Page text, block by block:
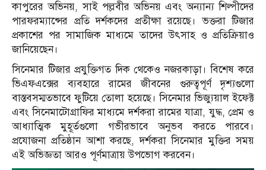
কাপুরের অভিনয়, সাই পল্লবীর অভিনয় এবং অন্যান্য শিল্পীদের
পারফরম্যান্সের প্রতি দর্শকদের প্রতীক্ষা রয়েছে। ভক্তরা টিজার
প্রকাশের পর সামাজিক মাধ্যমে তাদের উৎসাহ ও প্রতিক্রিয়াও
জানিয়েছেন।
সিনেমার টিজার প্রযুক্তিগত দিক থেকেও নজরকাড়া। বিশেষ করে
ভিএফএক্সের ব্যবহারে রামের জীবনের গুরুত্বপূর্ণ দৃশ্যগুলো
বাস্তবসম্মতভাবে ফুটিয়ে তোলা হয়েছে। সিনেমার ভিজ্যুয়াল ইফেক্ট
এবং সিনেমাটোগ্রাফির মাধ্যমে দর্শকরা রামের যাত্রা, যুদ্ধ, প্রেম ও
আধ্যাত্মিক মুহূর্তগুলো গভীরভাবে অনুভব করতে পারবে।
প্রযোজনা প্রতিষ্ঠান আশা করছে, দর্শকরা সিনেমার মুক্তির সময়
এই অভিজ্ঞতা আরও পূর্ণমাত্রায় উপভোগ করবেন।